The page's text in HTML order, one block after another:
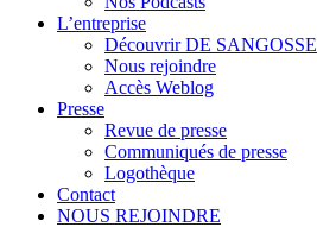
L’entreprise
Découvrir DE SANGOSSE
Nous rejoindre
Accès Weblog
Presse
Revue de presse
Communiqués de presse
Logothèque
Contact
NOUS REJOINDRE